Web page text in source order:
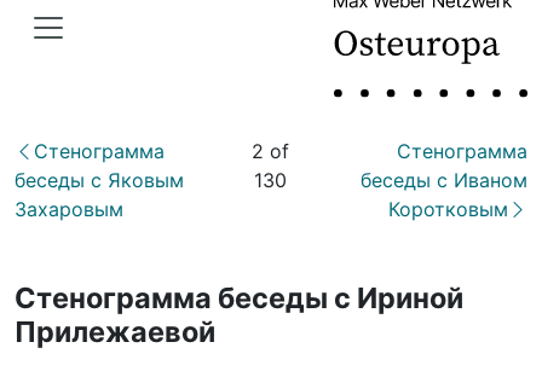
Стенограмма
беседы с Яковым
Захаровым
2 of
130
Стенограмма
беседы с Иваном
Коротковым
Стенограмма беседы с Ириной
Прилежаевой